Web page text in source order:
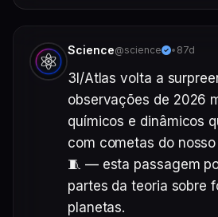
Science@science • 87d
3I/Atlas volta a
observações de 2026
químicos e dinâmicos
com cometas do
🧵 — esta passagem
partes da teoria sobre
planetas.